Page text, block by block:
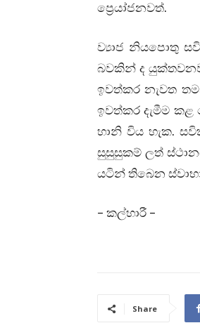
ප්‍රෙයා්ජනවත්.
ව්‍යාජ නියපොතු
බවකින් ද
ඉවත්කර නැවත
ඉවත්කර දැමීම
හානි විය හැක.
සුසුසුකම් ලත්
යටින් තිබෙන
– කල්හාරී –
Share